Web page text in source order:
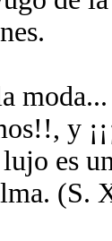
moda...
y
es
(S.